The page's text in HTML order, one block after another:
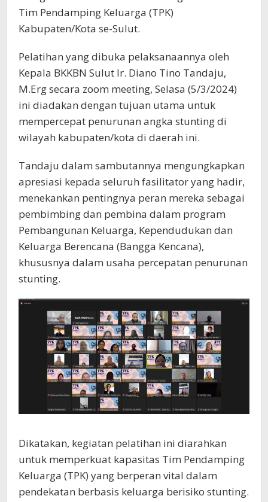
Tim Pendamping Keluarga (TPK)
Kabupaten/Kota se-Sulut.
Pelatihan yang dibuka pelaksanaannya oleh
Kepala BKKBN Sulut Ir. Diano Tino Tandaju,
M.Erg secara zoom meeting, Selasa (5/3/2024)
ini diadakan dengan tujuan utama untuk
mempercepat penurunan angka stunting di
wilayah kabupaten/kota di daerah ini.
Tandaju dalam sambutannya mengungkapkan
apresiasi kepada seluruh fasilitator yang hadir,
menekankan pentingnya peran mereka sebagai
pembimbing dan pembina dalam program
Pembangunan Keluarga, Kependudukan dan
Keluarga Berencana (Bangga Kencana),
khususnya dalam usaha percepatan penurunan
stunting.
Dikatakan, kegiatan pelatihan ini diarahkan
untuk memperkuat kapasitas Tim Pendamping
Keluarga (TPK) yang berperan vital dalam
pendekatan berbasis keluarga berisiko stunting.